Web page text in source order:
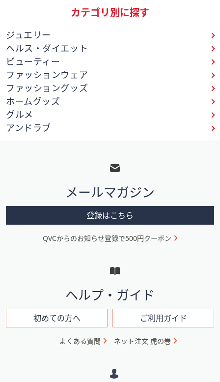
カテゴリ別に探す
ジュエリー
ヘルス・ダイエット
ビューティー
ファッションウェア
ファッショングッズ
ホームグッズ
グルメ
アンドラブ
メ
ニ
ン
メールマガジン
登録はこちら
QVCからのお知らせ登録で500円クーポン
ヘルプ・ガイド
初めての方へ ご利用ガイド
よくある質問 ネット注文 虎の巻